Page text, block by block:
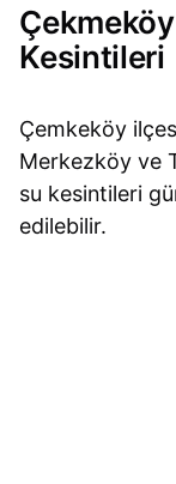
Kesintileri
Çemkeköy
Merkezköy ve
su kesintileri
edilebilir.